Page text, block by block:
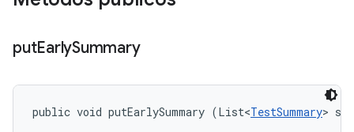
putEarlySummary
public void putEarlySummary (List<TestSummary>